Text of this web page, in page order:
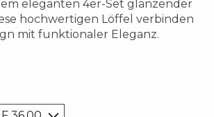
eleganten 4er-Set glänzender
hochwertigen Löffel verbinden
mit funktionaler Eleganz.